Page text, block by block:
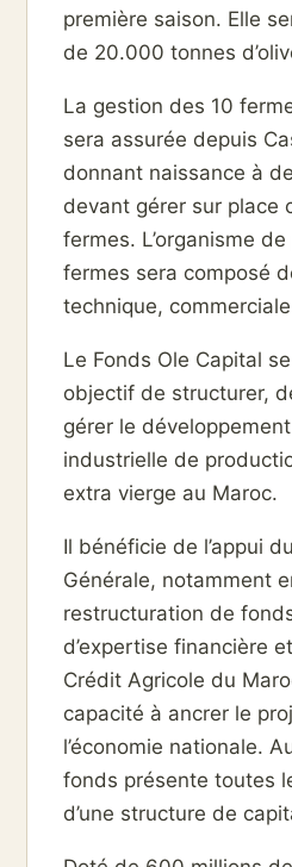
première saison. Elle
de 20.000 tonnes
La gestion des 10
sera assurée depuis
donnant naissance à
devant gérer sur place
fermes. L’organisme
fermes sera composé
technique,
Le Fonds Ole Capital
objectif de structurer,
gérer le
industrielle de
extra vierge au Maroc.
Il bénéficie de l’appui
Générale, notamment
restructuration de
d’expertise financière
Crédit Agricole du
capacité à ancrer le
l’économie nationale.
fonds présente toutes
d’une structure de